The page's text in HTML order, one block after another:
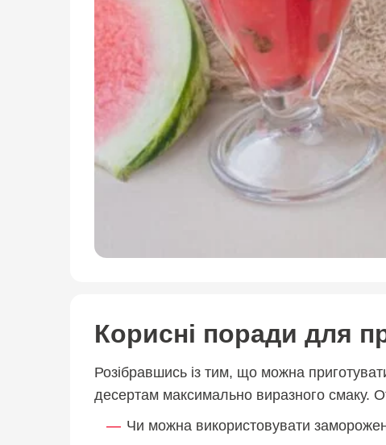
Корисні поради для
Розібравшись із тим, що можна
десертам максимально виразного смаку.
Чи можна використовувати